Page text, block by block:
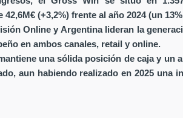
42,6M€ (+3,2%) frente al año 2024 (un
Online y Argentina lideran la
en ambos canales, retail y online.
una sólida posición de caja y un
aun habiendo realizado en 2025 una